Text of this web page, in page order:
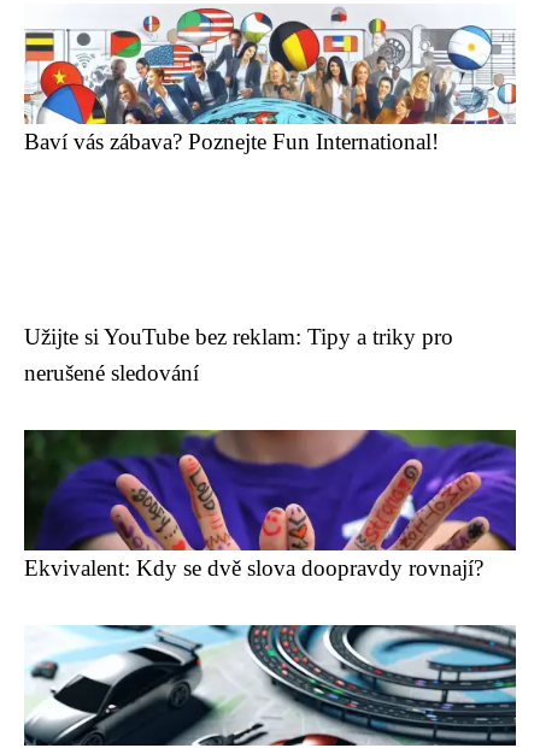
Baví vás zábava? Poznejte Fun International!
Užijte si YouTube bez reklam: Tipy a triky pro
nerušené sledování
Ekvivalent: Kdy se dvě slova doopravdy rovnají?